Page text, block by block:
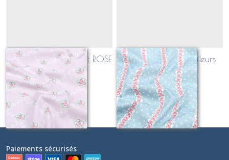
PATCHWORK diamant ROSE
Sur demande
PATCHWORK rayé fleurs
BLEU
Sur demande
Paiements sécurisés